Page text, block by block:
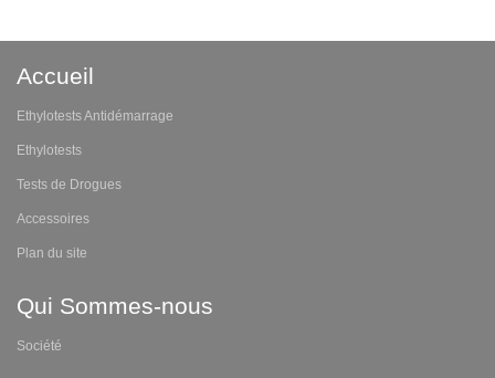
Accueil
Ethylotests Antidémarrage
Ethylotests
Tests de Drogues
Accessoires
Plan du site
Qui Sommes-nous
Société